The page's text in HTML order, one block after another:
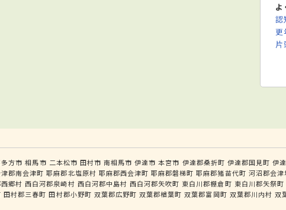
よ
認
更
片
方市 相馬市 二本松市 田村市 南相馬市 伊達市 本宮市 伊達郡桑折町 伊達郡国見町 伊
郡南会津町 耶麻郡北塩原村 耶麻郡西会津町 耶麻郡磐梯町 耶麻郡猪苗代町 河沼郡会津
郷村 西白河郡泉崎村 西白河郡中島村 西白河郡矢吹町 東白川郡棚倉町 東白川郡矢祭町
田村郡三春町 田村郡小野町 双葉郡広野町 双葉郡楢葉町 双葉郡富岡町 双葉郡川内村 双